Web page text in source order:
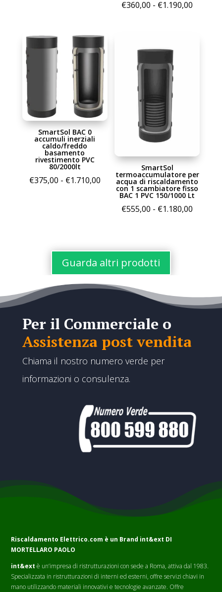
€2.330,00
€360,00 - €1.190,00
SmartSol BAC 0
accumuli inerziali
caldo/freddo
basamento
rivestimento PVC
80/2000lt
€375,00 - €1.710,00Fascia
prezzo:
€1.710,00
SmartSol
termoaccumulatore per
acqua di riscaldamento
con 1 scambiatore fisso
BAC 1 PVC 150/1000 Lt
€555,00 - €1.180,00
Guarda altri prodotti
Per il Commerciale o
Assistenza post vendita
Chiama il nostro numero verde per
informazioni o consulenza.
Riscaldamento Elettrico.com è un Brand int&ext DI
MORTELLARO PAOLO
int&ext è un’impresa di ristrutturazioni con sede a Roma, attiva dal 1983.
Specializzata in ristrutturazioni di interni ed esterni, offre servizi chiavi in
mano utilizzando materiali innovativi e tecnologie avanzate. Offre